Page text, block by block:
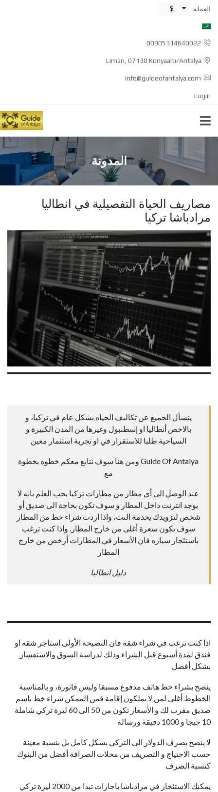
العملة $
00905314640022
Liman, 07130 Konyaaltı/Antalya
info@guideofantalya.com
Login
المدونة
مصاريف الحياة التفصيلية في انطاليا
مرادباشا تركيا
يتسأل الجميع عن تكاليف الحياه بشكل عام في تركيا، و
بالاخص أنطاليا او إسطنبول وغيرها من المدن الكبيرة و
السياحية طلبا للاستقرار في او تجربة استثمار معين
Guide Of Antalya ومن هنا سوف نتابع معكم خطوه بخطوة
مع
عند الوصل الى أي مطار من مطارات تركيا يجب العلم بانه لا
يوجد انترنت داخل المطار و سوف تكون بحاجة الى صديق أو
شخص لتزويدك بخدمة النت، واذا اردت شراء خط من المطار
سوف يكون سعرة أغلى من خارج المطار. واذا كنت ترغب
باستئجار سياره فان الأسعار في المطارات أرخص من خارج
المطار
دليل انطاليا
اذا كنت ترغب في شراء شقة فان النصيحة الأولى استاجر شقه او
فندق لمدة أسبوع قبل الشراء وذلك لدراسة السوق والاستفسار
بشكل أفضل
ينصح بشراء خط هاتف مدفوع مسبقا وليس فاتورة، و بالمناسبة
الخطوط أغلى لمن لا يملكون إقامة فمن الممكن شراء خط باسم
صديق مقرب لك و الأسعار تكون من 50 الى 60 ليرة تركي شاملة
10 جيجا و 1000 دقيقة ورسالة
لا ينصح بصرف الدولار الى التركي بشكل كامل بل بنسبة معينة
حسب الاحتياج و التصريف من محلات الصرافة أفضل من البنوك
كنسبة الصرف
يمكنك الاستئجار في مرادباشا باجارات تبدا من 2000 ليرة تركي